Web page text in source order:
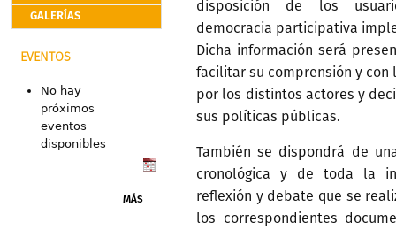
GALERÍAS
EVENTOS
No hay
próximos
eventos
disponibles
MÁS
disposición de los
democracia participativa
Dicha información será
facilitar su comprensión y
por los distintos actores y
sus políticas públicas.
También se dispondrá de
cronológica y de toda la
reflexión y debate que se
los correspondientes